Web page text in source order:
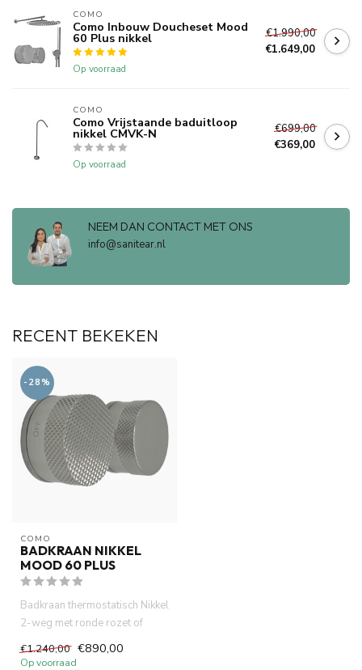
COMO
Como Inbouw Doucheset Mood
60 Plus nikkel
Op voorraad
€1.990,00
€1.649,00
COMO
Como Vrijstaande baduitloop
nikkel CMVK-N
Op voorraad
€699,00
€369,00
NEEM DAN CONTACT MET ONS
info@sanitear.nl
RECENT BEKEKEN
-28%
COMO
BADKRAAN NIKKEL
MOOD 60 PLUS
Badkraan thermostatisch Nikkel
2-weg met ronde rozet of
vierkante rozet, gemaakt...
€1.240,00 €890,00
Op voorraad